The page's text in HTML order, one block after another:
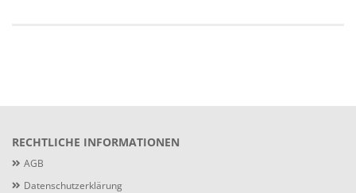
RECHTLICHE INFORMATIONEN
AGB
Datenschutzerklärung